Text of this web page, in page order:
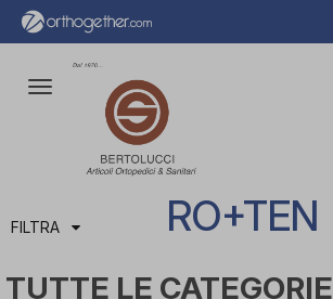
Attiva/disattiva
navigazione
FILTRA RO+TEN
TUTTE LE CATEGORIE